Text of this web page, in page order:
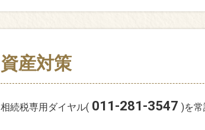
資産対策
相続税専用ダイヤル( 011-281-3547 )を